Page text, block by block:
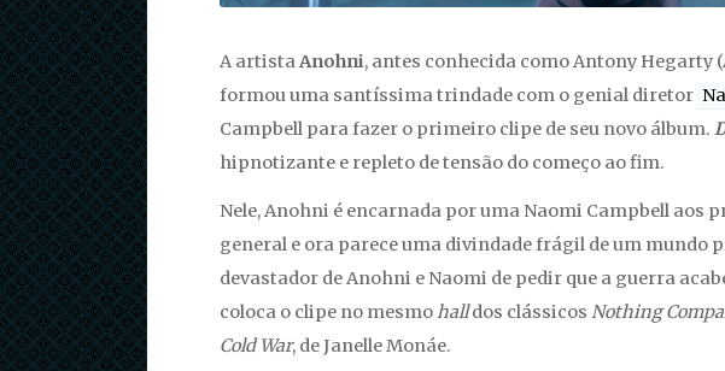
A artistaAnohni, antes conhecida como Antony Hegarty
formou uma santíssima trindade com o genial diretor
Campbell para fazer o primeiro clipe de seu novo álbum.
hipnotizante e repleto de tensão do começo ao fim.
Nele, Anohni é encarnada por uma Naomi Campbell aos
general e ora parece uma divindade frágil de um mundo
devastador de Anohni e Naomi de pedir que a guerra
coloca o clipe no mesmohalldos clássicos Nothing
Cold War, de Janelle Monáe.